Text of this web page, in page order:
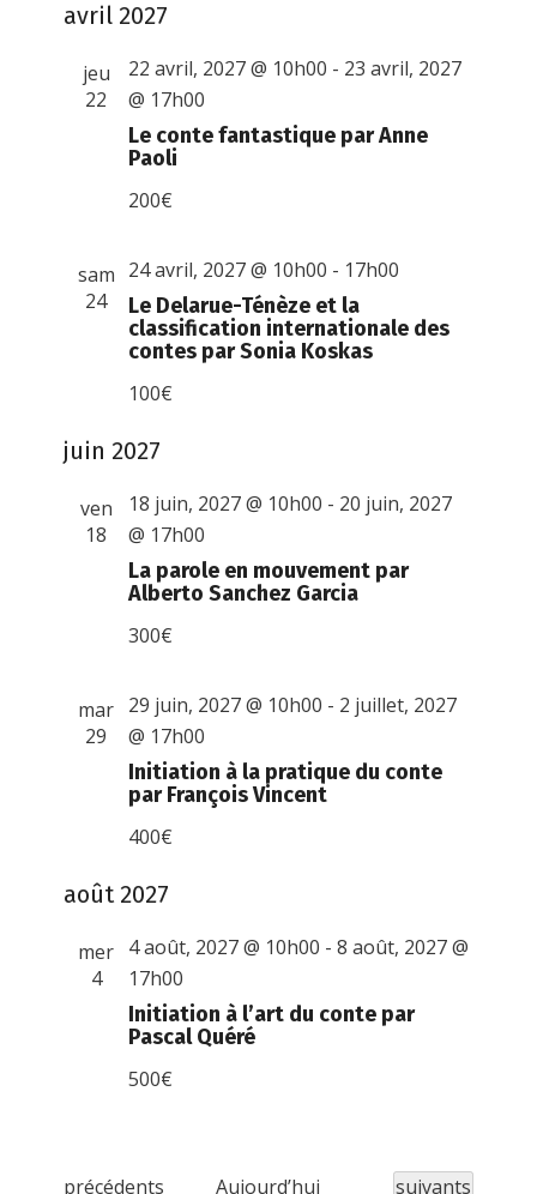
avril 2027
jeu
22
Le conte fantastique par Anne
Paoli
22 avril, 2027 @ 10h00 - 23 avril, 2027
@ 17h00
200€
sam
24
Le Delarue-Ténèze et la
classification internationale des
contes par Sonia Koskas
24 avril, 2027 @ 10h00 - 17h00
100€
juin 2027
ven
18
La parole en mouvement par
Alberto Sanchez Garcia
18 juin, 2027 @ 10h00 - 20 juin, 2027
@ 17h00
300€
mar
29
Initiation à la pratique du conte
par François Vincent
29 juin, 2027 @ 10h00 - 2 juillet, 2027
@ 17h00
400€
août 2027
mer
4
Initiation à l’art du conte par
Pascal Quéré
4 août, 2027 @ 10h00 -8 août, 2027 @
17h00
500€
É
précédents Aujourd’hui Évènements
suivants